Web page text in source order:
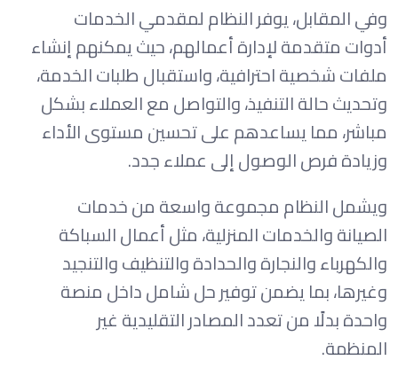
وفي المقابل، يوفر النظام لمقدمي الخدمات
أدوات متقدمة لإدارة أعمالهم، حيث يمكنهم إنشاء
ملفات شخصية احترافية، واستقبال طلبات الخدمة،
وتحديث حالة التنفيذ، والتواصل مع العملاء بشكل
مباشر، مما يساعدهم على تحسين مستوى الأداء
وزيادة فرص الوصول إلى عملاء جدد.
ويشمل النظام مجموعة واسعة من خدمات
الصيانة والخدمات المنزلية، مثل أعمال السباكة
والكهرباء والنجارة والحدادة والتنظيف والتنجيد
وغيرها، بما يضمن توفير حل شامل داخل منصة
واحدة بدلًا من تعدد المصادر التقليدية غير
المنظمة.